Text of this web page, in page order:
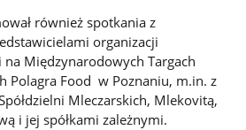
również spotkania z
organizacji
Międzynarodowych Targach
Polagra Food w Poznaniu, m.in. z
Mleczarskich, Mlekovitą,
i jej spółkami zależnymi.